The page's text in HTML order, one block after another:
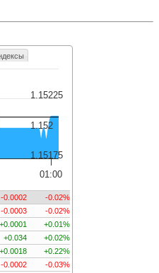
01:00
1.15175
1.152
1.15225
-0.0002
-0.02%
-0.0003
-0.02%
+0.0001
+0.01%
+0.034
+0.02%
+0.0018
+0.22%
-0.0002
-0.03%